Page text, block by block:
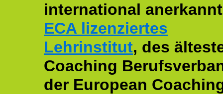
international
ECA lizenziertes
Lehrinstitut, des
Coaching
der European